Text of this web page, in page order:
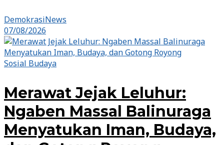
DemokrasiNews
07/08/2026
Sosial Budaya
Merawat Jejak Leluhur:
Ngaben Massal Balinuraga
Menyatukan Iman, Budaya,